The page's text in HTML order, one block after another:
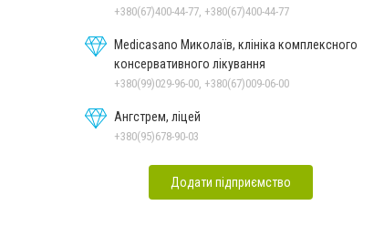
+380(67)400-44-77, +380(67)400-44-77
Medicasano Миколаїв, клініка комплексного
консервативного лікування
+380(99)029-96-00, +380(67)009-06-00
Ангстрем, ліцей
+380(95)678-90-03
Додати підприємство